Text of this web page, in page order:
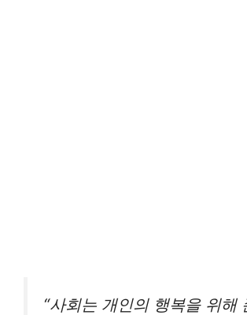
“사회는 개인의 행복을 위해